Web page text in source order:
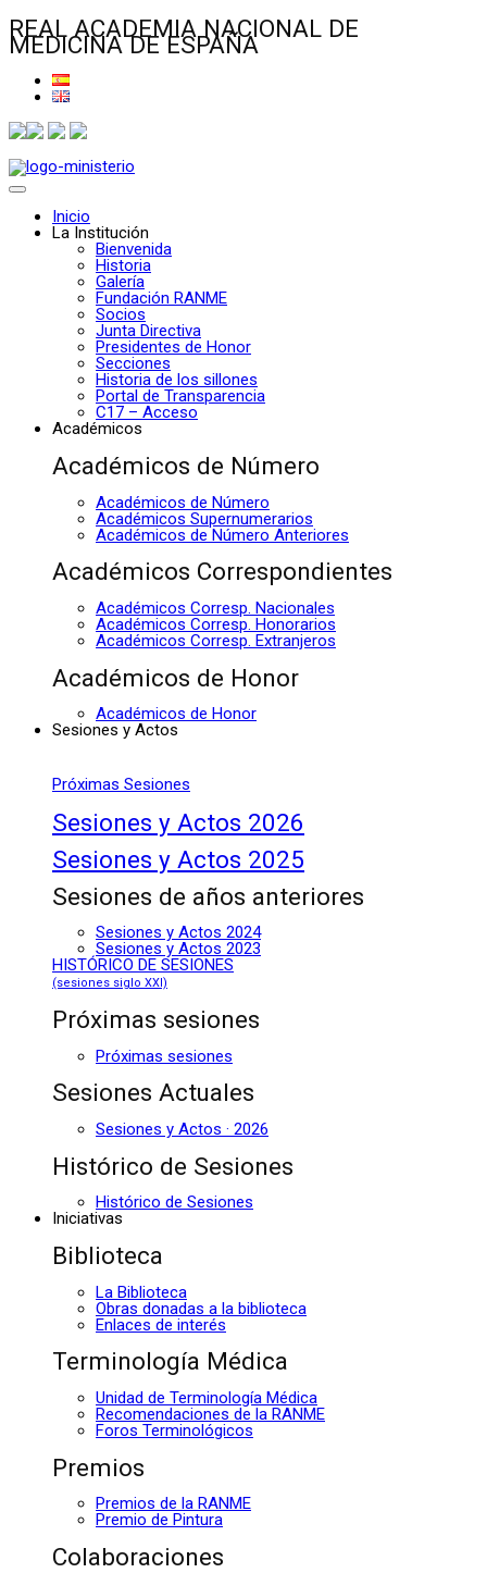
REAL ACADEMIA NACIONAL DE
MEDICINA DE ESPAÑA
Inicio
La Institución
Bienvenida
Historia
Galería
Fundación RANME
Socios
Junta Directiva
Presidentes de Honor
Secciones
Historia de los sillones
Portal de Transparencia
C17 – Acceso
Académicos
Académicos de Número
Académicos de Número
Académicos Supernumerarios
Académicos de Número Anteriores
Académicos Correspondientes
Académicos Corresp. Nacionales
Académicos Corresp. Honorarios
Académicos Corresp. Extranjeros
Académicos de Honor
Académicos de Honor
Sesiones y Actos
Próximas Sesiones
Sesiones y Actos 2026
Sesiones y Actos 2025
Sesiones de años anteriores
Sesiones y Actos 2024
Sesiones y Actos 2023
HISTÓRICO DE SESIONES
(sesiones siglo XXI)
Próximas sesiones
Próximas sesiones
Sesiones Actuales
Sesiones y Actos · 2026
Histórico de Sesiones
Histórico de Sesiones
Iniciativas
Biblioteca
La Biblioteca
Obras donadas a la biblioteca
Enlaces de interés
Terminología Médica
Unidad de Terminología Médica
Recomendaciones de la RANME
Foros Terminológicos
Premios
Premios de la RANME
Premio de Pintura
Colaboraciones